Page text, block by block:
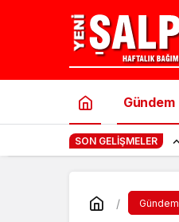
Gündem
SON GELIŞMELER
Gündem